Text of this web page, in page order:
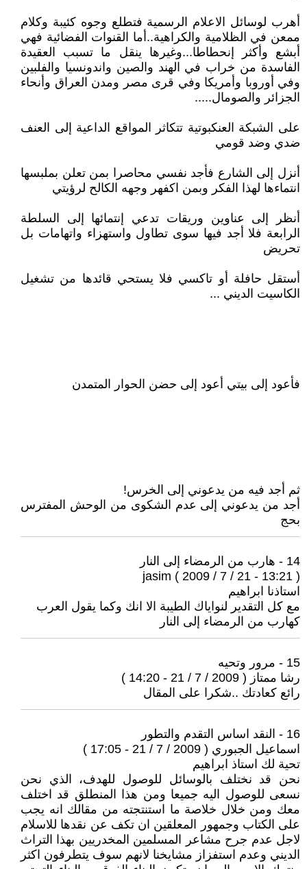
أهرب لوسائل الاعلام الرسمية فتطلع وجوه كئيبة وكلام
ممعن في الظلامية والكراهية..أما القنوات الفضائية فهي
أبشع وأكثر إنحطاطا...وغيرها ينقل ما تسبب العقيدة
الفاسدة من خراب في الهند والصين واندونسيا والفلبين
وفي أوروبا وأمريكا وفي قرى مصر ومدن العراق وأنحاء
الجزائر والصومال.....
على الشبكة العنكبوتية تتكاثر المواقع الداعية إلى العنف
ضدي وضد قومي
أنزل إلى الشارع فأجد نفسي محاصرا بمن تعلن بملبسها
انتماءها لهذا الفكر وبمن اكفهر وجهه الكالح لرؤيتي
أنظر إلى عناوين وريقات تدعي إنتمائها إلى السلطة
الرابعة فلا أجد فيها سوى تطاول واستهزاء واتهامات بل
تحريض
أستقل حافلة أو تاكسي فلا يستحي قائدها من تشغيل
الكاسيت الديني ...
فأعود إلى بيتي أعود إلى حضن الحوار المتمدن
ثم أجد فيه من يدعوني إلى الخرس!
أجد من يدعوني إلى عدم الشكوى من الوحش المفترس
بحج
14 - هارب من الرمضاء إلى النار
jasim ( 2009 / 7 / 21 - 13:21 )
استاذنا ابراهيم
مع كل التقدير لنواياك الطيبة الا انك وكما يقول العرب
كهارب من الرمضاء إلى النار
15 - مرور وتحيه
رشا ممتاز ( 2009 / 7 / 21 - 14:20 )
رائع كعادتك ..شكرا على المقال
16 - النقد اساس التقدم والتطور
اسماعيل الجبوري ( 2009 / 7 / 21 - 17:05 )
تحية لك استاذ ابراهيم
نحن قد نختلف بالوسائل للوصول للهدف، الذي نحن
نسعى للوصول اليه جميعا ومن هذا المنطلق قد اختلف
معك ومن خلال خلاصة ما استنتجته من مقالك انه يجب
على الكتاب وجمهور المعلقين ان تكف عن نقدها للاسلام
لاجل عدم جرح مشاعر المسلمين المخدريين بهذا التراث
الديني وعدم استفزاز مشايخنا لانهم سوف يتطرفون اكثر